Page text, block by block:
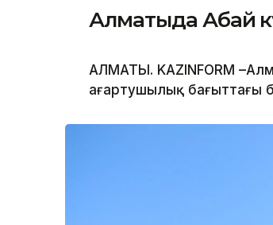
Алматыда Абай
АЛМАТЫ. KAZINFORM
ағартушылық бағыттағы